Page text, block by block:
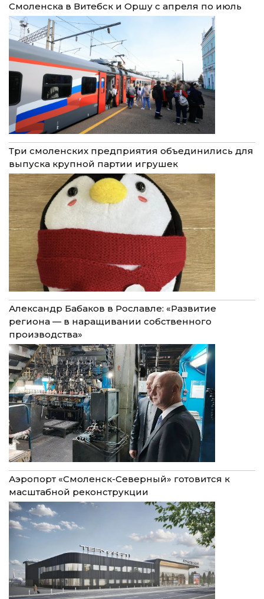
Смоленска в Витебск и Оршу с апреля по июль
Три смоленских предприятия объединились для
выпуска крупной партии игрушек
Александр Бабаков в Рославле: «Развитие
региона — в наращивании собственного
производства»
Аэропорт «Смоленск-Северный» готовится к
масштабной реконструкции